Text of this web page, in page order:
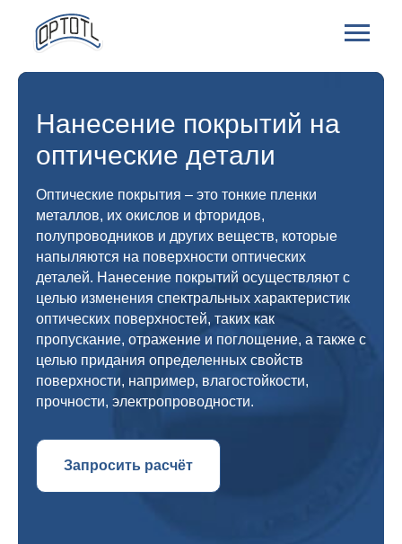
Нанесение покрытий на
оптические детали
Оптические покрытия – это тонкие пленки
металлов, их окислов и фторидов,
полупроводников и других веществ, которые
напыляются на поверхности оптических
деталей. Нанесение покрытий осуществляют с
целью изменения спектральных характеристик
оптических поверхностей, таких как
пропускание, отражение и поглощение, а также с
целью придания определенных свойств
поверхности, например, влагостойкости,
прочности, электропроводности.
Запросить расчёт